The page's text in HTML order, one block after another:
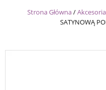
Strona Główna/
SATYNOWĄ